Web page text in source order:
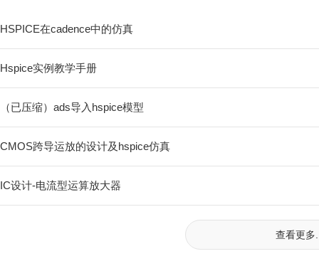
HSPICE在cadence中的仿真
Hspice实例教学手册
（已压缩）ads导入hspice模型
CMOS跨导运放的设计及hspice仿真
IC设计-电流型运算放大器
查看更多